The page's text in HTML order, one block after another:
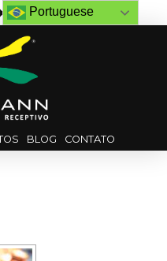
BLOG CONTATO
Portuguese